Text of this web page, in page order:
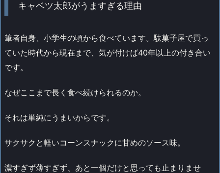
キャベツ太郎がうますぎる理由
筆者自身、小学生の頃から食べています。駄菓子屋で買っ
ていた時代から現在まで、気が付けば40年以上の付き合い
です。
なぜここまで長く食べ続けられるのか。
それは単純にうまいからです。
サクサクと軽いコーンスナックに甘めのソース味。
濃すぎず薄すぎず、あと一個だけと思っても止まりませ